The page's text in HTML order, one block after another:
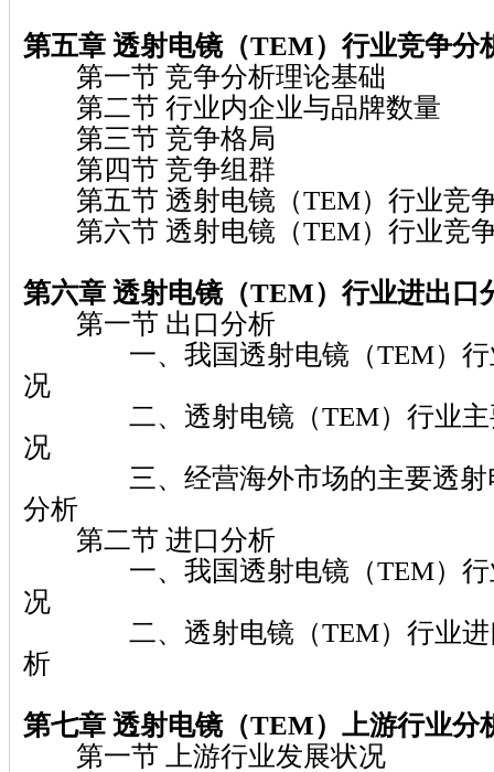
第五章 透射电镜（TEM）行业竞争分
第一节 竞争分析理论基础
第二节 行业内企业与品牌数量
第三节 竞争格局
第四节 竞争组群
第五节 透射电镜（TEM）行业竞
第六节 透射电镜（TEM）行业竞
第六章 透射电镜（TEM）行业进出口
第一节 出口分析
一、我国透射电镜（TEM）行
况
二、透射电镜（TEM）行业主
况
三、经营海外市场的主要透射
分析
第二节 进口分析
一、我国透射电镜（TEM）行
况
二、透射电镜（TEM）行业进
析
第七章 透射电镜（TEM）上游行业分
第一节 上游行业发展状况